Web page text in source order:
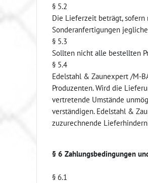
§ 5.2
Die Lieferzeit beträgt, sofern
Sonderanfertigungen
§ 5.3
Sollten nicht alle bestellten
§ 5.4
Edelstahl & Zaunexpert /M-
Produzenten. Wird die
vertretende Umstände
verständigen. Edelstahl &
zuzurechnende
§ 6 Zahlungsbedingungen
§ 6.1